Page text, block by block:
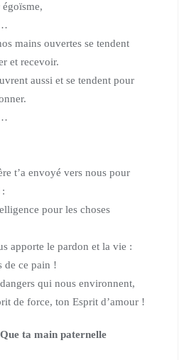
mains ouvertes se tendent
et recevoir.
aussi et se tendent pour
t’a envoyé vers nous pour
pour les choses
apporte le pardon et la vie :
de ce pain !
qui nous environnent,
de force, ton Esprit d’amour !
ta main paternelle